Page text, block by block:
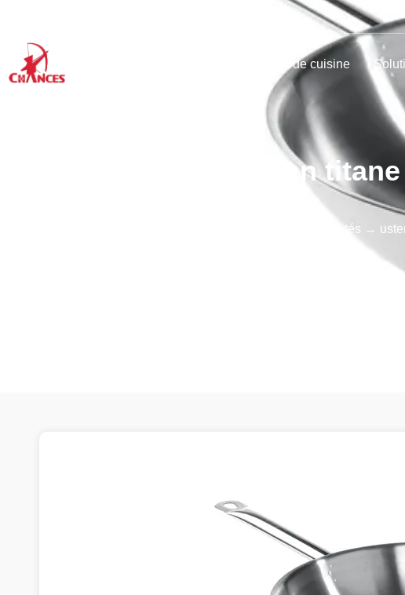
Articles de cuisine
Batteries de cuisine en
Blogs et actualités →